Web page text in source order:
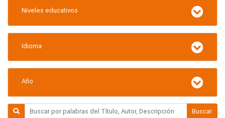
Buscar
Niveles educativos
Idioma
Año